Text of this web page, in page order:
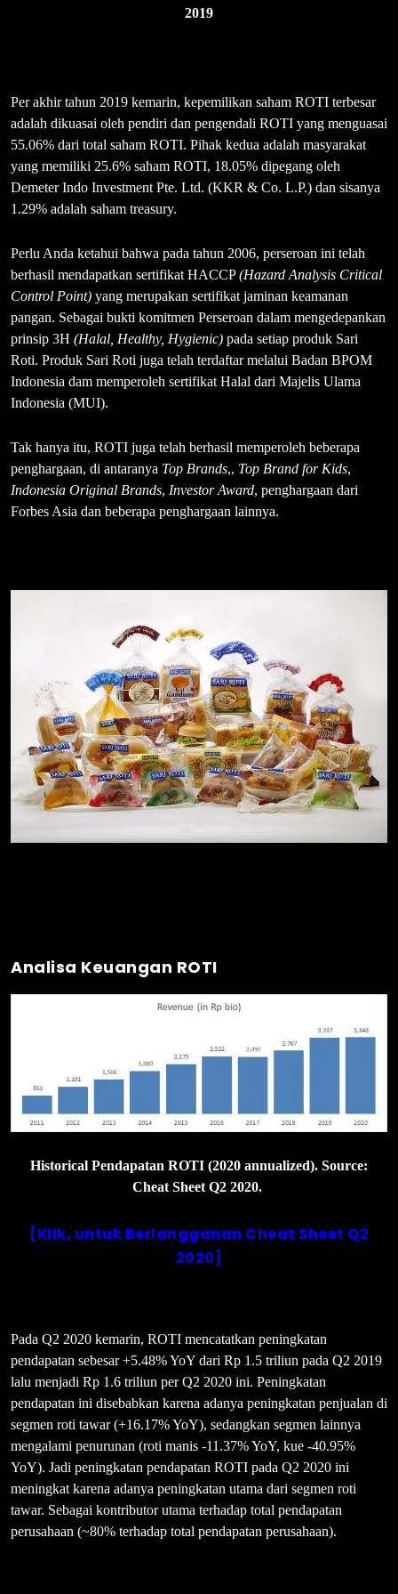
2019
Per akhir tahun 2019 kemarin, kepemilikan saham ROTI terbesar
adalah dikuasai oleh pendiri dan pengendali ROTI yang menguasai
55.06% dari total saham ROTI. Pihak kedua adalah masyarakat
yang memiliki 25.6% saham ROTI, 18.05% dipegang oleh
Demeter Indo Investment Pte. Ltd. (KKR & Co. L.P.) dan sisanya
1.29% adalah saham treasury.
Perlu Anda ketahui bahwa pada tahun 2006, perseroan ini telah
berhasil mendapatkan sertifikat HACCP(Hazard Analysis Critical
Control Point) yang merupakan sertifikat jaminan keamanan
pangan. Sebagai bukti komitmen Perseroan dalam mengedepankan
prinsip 3H (Halal, Healthy, Hygienic) pada setiap produk Sari
Roti. Produk Sari Roti juga telah terdaftar melalui Badan BPOM
Indonesia dam memperoleh sertifikat Halal dari Majelis Ulama
Indonesia (MUI).
Tak hanya itu, ROTI juga telah berhasil memperoleh beberapa
penghargaan, di antaranya Top Brands,, Top Brand for Kids,
Indonesia Original Brands, Investor Award, penghargaan dari
Forbes Asia dan beberapa penghargaan lainnya.
Analisa Keuangan ROTI
Historical Pendapatan ROTI (2020 annualized). Source:
Cheat Sheet Q2 2020.
[Klik, untuk Berlangganan Cheat Sheet Q2
2020]
Pada Q2 2020 kemarin, ROTI mencatatkan peningkatan
pendapatan sebesar +5.48% YoY dari Rp 1.5 triliun pada Q2 2019
lalu menjadi Rp 1.6 triliun per Q2 2020 ini. Peningkatan
pendapatan ini disebabkan karena adanya peningkatan penjualan di
segmen roti tawar (+16.17% YoY), sedangkan segmen lainnya
mengalami penurunan (roti manis -11.37% YoY, kue -40.95%
YoY). Jadi peningkatan pendapatan ROTI pada Q2 2020 ini
meningkat karena adanya peningkatan utama dari segmen roti
tawar. Sebagai kontributor utama terhadap total pendapatan
perusahaan (~80% terhadap total pendapatan perusahaan).